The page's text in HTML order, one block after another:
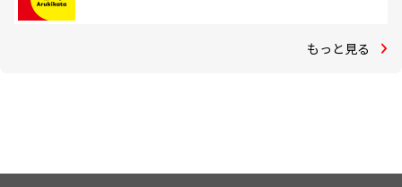
もっと見る